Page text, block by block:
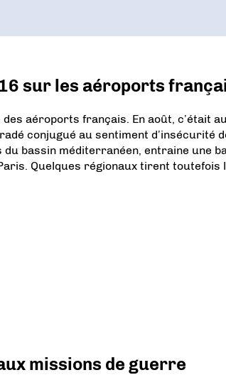
sur les aéroports
aéroports français. En août, c’était
conjugué au sentiment d’insécurité
bassin méditerranéen, entraine une
Quelques régionaux tirent toutefois
missions de guerre